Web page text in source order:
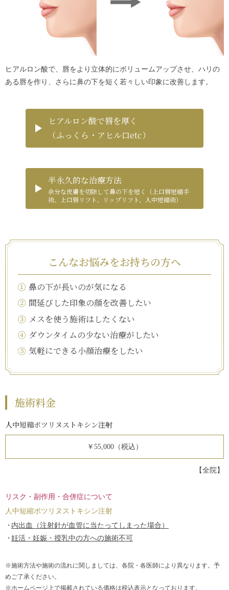
ヒアルロン酸で、唇をより立体的にボリュームアップさせ、ハリの
ある唇を作り、さらに鼻の下を短く若々しい印象に改善します。
ヒアルロン酸で唇を厚く
（ふっくら・アヒル口etc）
半永久的な治療方法
余分な皮膚を切除して鼻の下を短く（上口唇短縮手
術、上口唇リフト、リップリフト、人中短縮術）
こんなお悩みをお持ちの方へ
① 鼻の下が長いのが気になる
② 間延びした印象の顔を改善したい
③ メスを使う施術はしたくない
④ ダウンタイムの少ない治療がしたい
⑤ 気軽にできる小顔治療をしたい
施術料金
人中短縮ボツリヌストキシン注射
￥55,000（税込）
【全院】
リスク・副作用・合併症について
人中短縮ボツリヌストキシン注射
内出血（注射針が血管に当たってしまった場合）
妊活・妊娠・授乳中の方への施術不可
※施術方法や施術の流れに関しましては、各院・各医師により異なります。予
めご了承ください。
※ホームページ上で掲載されている価格は税込表示となっております。